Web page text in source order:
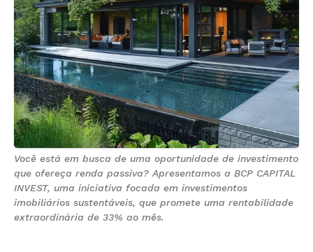
Você está em busca de uma oportunidade de investimento
que ofereça renda passiva? Apresentamos a BCP CAPITAL
INVEST, uma iniciativa focada em investimentos
imobiliários sustentáveis, que promete uma rentabilidade
extraordinária de 33% ao mês.